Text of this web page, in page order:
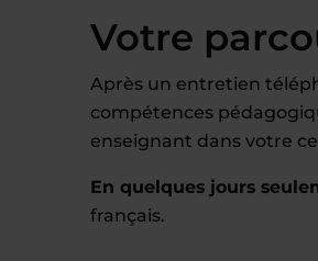
Votre
Après un entretien
compétences
enseignant dans votre
En quelques jours
français.